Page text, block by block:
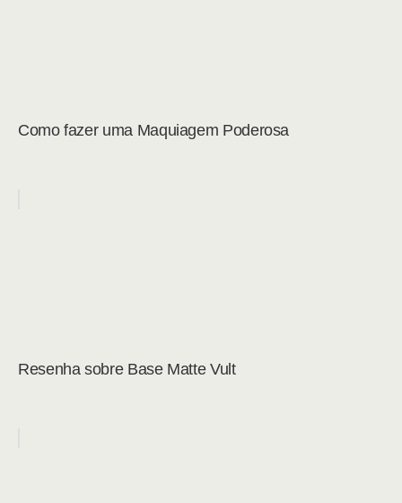
Como fazer uma Maquiagem Poderosa
Resenha sobre Base Matte Vult